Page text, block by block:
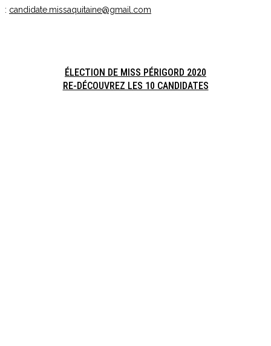
: candidate.missaquitaine@gmail.com
ÉLECTION DE MISS PÉRIGORD 2020
RE-DÉCOUVREZ LES 10 CANDIDATES